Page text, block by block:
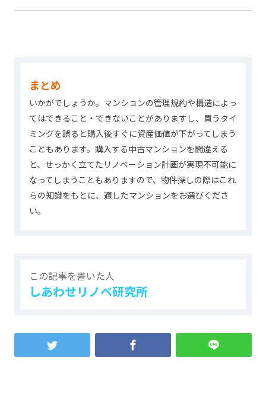
まとめ
いかがでしょうか。マンションの管理規約や構造によっ
てはできること・できないことがありますし、買うタイ
ミングを誤ると購入後すぐに資産価値が下がってしまう
こともあります。購入する中古マンションを間違える
と、せっかく立てたリノベーション計画が実現不可能に
なってしまうこともありますので、物件探しの際はこれ
らの知識をもとに、適したマンションをお選びくださ
い。
この記事を書いた人
しあわせリノベ研究所